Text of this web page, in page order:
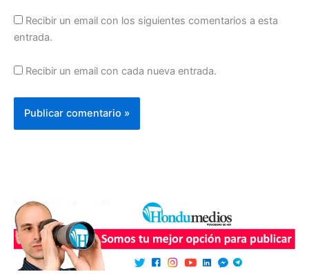
Recibir un email con los siguientes comentarios a esta
entrada.
Recibir un email con cada nueva entrada.